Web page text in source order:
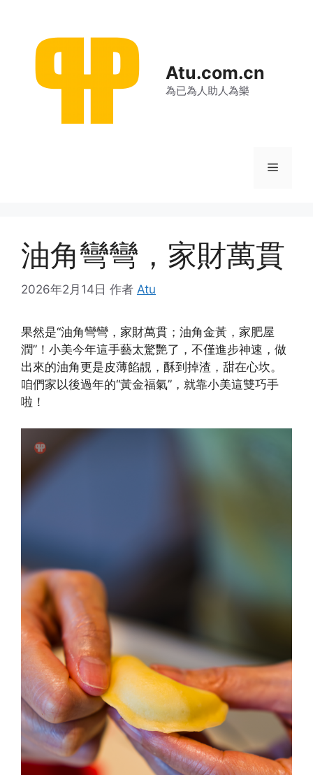
Atu.com.cn
為已為人助人為樂
菜
油角彎彎，家財萬貫
2026年2月14日 作者 Atu
果然是“油角彎彎，家財萬貫；油角金黃，家肥屋
潤”！小美今年這手藝太驚艷了，不僅進步神速，做
出來的油角更是皮薄餡靚，酥到掉渣，甜在心坎。
咱們家以後過年的“黃金福氣”，就靠小美這雙巧手
啦！